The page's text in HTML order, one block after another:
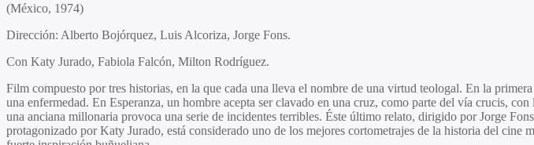
(México, 1974)
Dirección: Alberto Bojórquez, Luis Alcoriza, Jorge Fons.
Con Katy Jurado, Fabiola Falcón, Milton Rodríguez.
Film compuesto por tres historias, en la que cada una lleva el nombre de una virtud teologal. En la
una enfermedad. En Esperanza, un hombre acepta ser clavado en una cruz, como parte del vía crucis,
una anciana millonaria provoca una serie de incidentes terribles. Éste último relato, dirigido por Jorge
protagonizado por Katy Jurado, está considerado uno de los mejores cortometrajes de la historia del